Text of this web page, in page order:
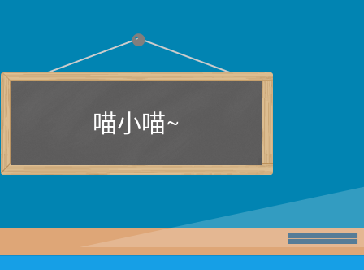
喵小喵~